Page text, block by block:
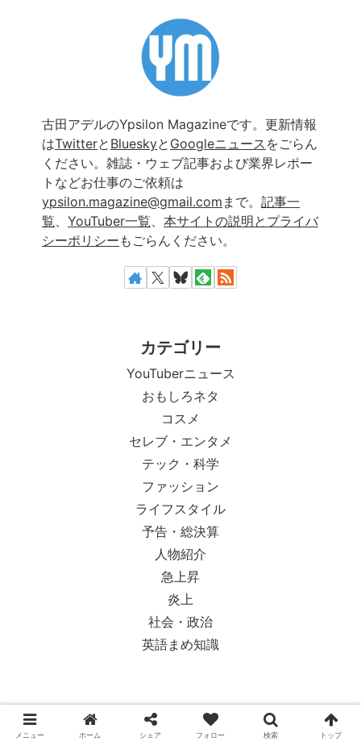
古田アデルのYpsilon Magazineです。更新情報
はTwitterと Blueskyと Googleニュース をごらん
ください。雑誌・ウェブ記事および業界レポー
トなどお仕事のご依頼は
ypsilon.magazine@gmail.com まで。 記事一
覧
YouTuber一覧
本サイトの説明とプライバ
シーポリシー もごらんください。
カテゴリー
YouTuberニュース
おもしろネタ
コスメ
セレブ・エンタメ
テック・科学
ファッション
ライフスタイル
予告・総決算
人物紹介
急上昇
炎上
社会・政治
英語まめ知識
© 2018-2026 Ypsilon Magazine.
メニュー ホーム シェア フォロー 検索 トップ